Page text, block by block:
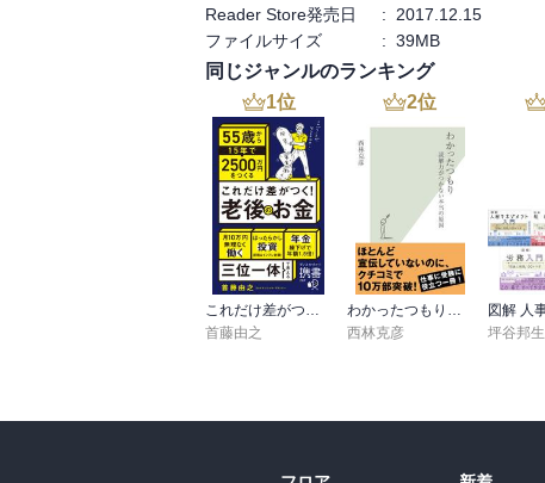
Reader Store発売日
: 2017.12.15
ファイルサイズ
: 39MB
同じジャンルのランキング
1位
これだけ差がつく！老後のお金 55歳から15年で2500万円をつくる
首藤由之
2位
わかったつもり～読解力がつかない本当の原因～
西林克彦
坪谷邦生